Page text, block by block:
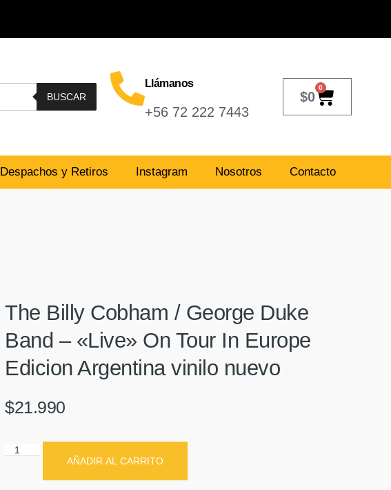
BUSCAR
Llámanos
+56 72 222 7443
$0
0
Despachos y Retiros Instagram Nosotros Contacto
The Billy Cobham / George Duke
Band – «Live» On Tour In Europe
Edicion Argentina vinilo nuevo
$21.990
AÑADIR AL CARRITO